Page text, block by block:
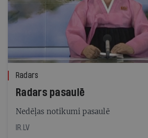
Radars
Radars pasaulē
Nedēļas notikumi pasaulē
IR.LV